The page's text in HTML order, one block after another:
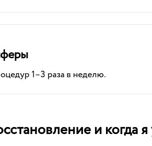
1–3 раза в неделю.
и когда